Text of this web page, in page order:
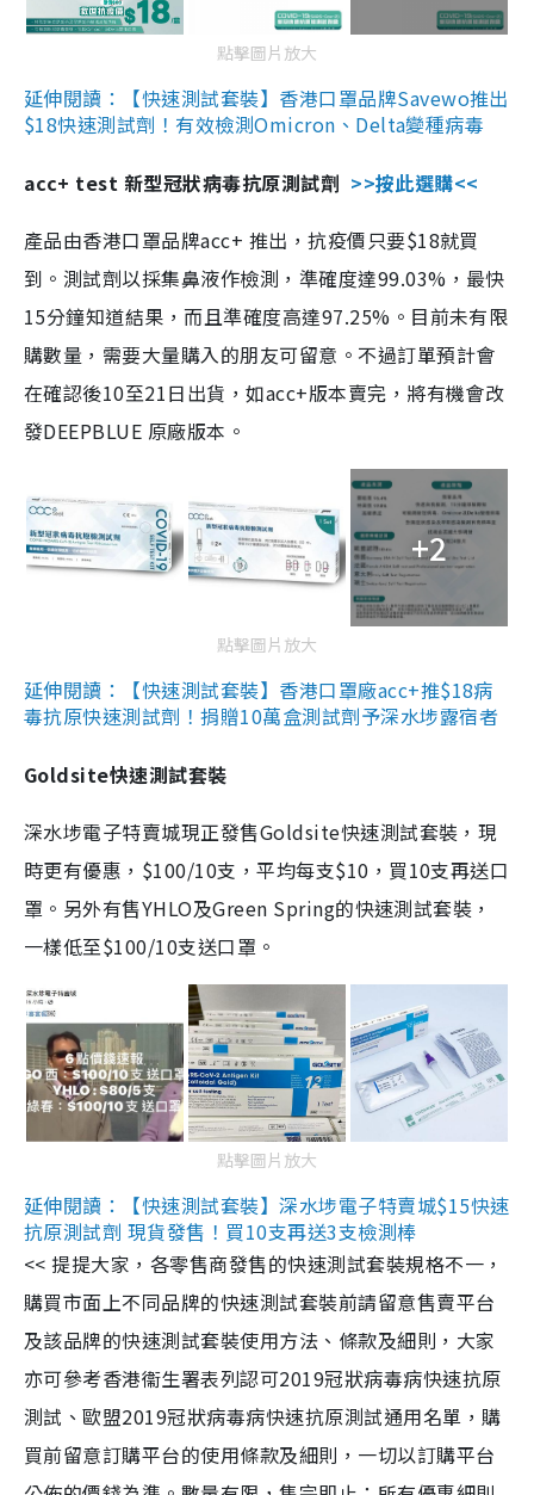
點擊圖片放大
延伸閱讀：【快速測試套裝】香港口罩品牌Savewo推出
$18快速測試劑！有效檢測Omicron、Delta變種病毒
acc+ test 新型冠狀病毒抗原測試劑 >>按此選購<<
產品由香港口罩品牌acc+ 推出，抗疫價只要$18就買
到。測試劑以採集鼻液作檢測，準確度達99.03%，最快
15分鐘知道結果，而且準確度高達97.25%。目前未有限
購數量，需要大量購入的朋友可留意。不過訂單預計會
在確認後10至21日出貨，如acc+版本賣完，將有機會改
發DEEPBLUE 原廠版本。
+2
點擊圖片放大
延伸閱讀：【快速測試套裝】香港口罩廠acc+推$18病
毒抗原快速測試劑！捐贈10萬盒測試劑予深水埗露宿者
Goldsite快速測試套裝
深水埗電子特賣城現正發售Goldsite快速測試套裝，現
時更有優惠，$100/10支，平均每支$10，買10支再送口
罩。另外有售YHLO及Green Spring的快速測試套裝，
一樣低至$100/10支送口罩。
點擊圖片放大
延伸閱讀：【快速測試套裝】深水埗電子特賣城$15快速
抗原測試劑 現貨發售！買10支再送3支檢測棒
<< 提提大家，各零售商發售的快速測試套裝規格不一，
購買市面上不同品牌的快速測試套裝前請留意售賣平台
及該品牌的快速測試套裝使用方法、條款及細則，大家
亦可參考香港衞生署表列認可2019冠狀病毒病快速抗原
測試、歐盟2019冠狀病毒病快速抗原測試通用名單，購
買前留意訂購平台的使用條款及細則，一切以訂購平台